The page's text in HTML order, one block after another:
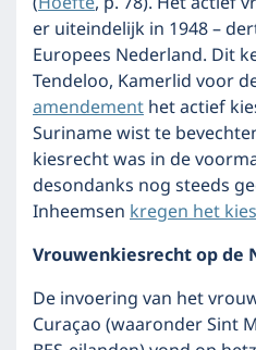
er uiteindelijk in 1948 –
Europees Nederland. Dit
Tendeloo, Kamerlid voor
amendementhet actief
Suriname wist te
kiesrecht was in de
desondanks nog steeds
Inheemsenkregen het
Vrouwenkiesrecht op de
De invoering van het
Curaçao (waaronder Sint